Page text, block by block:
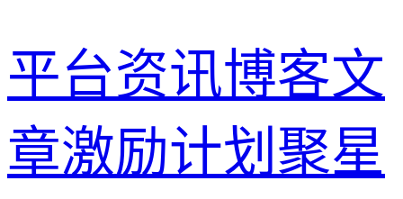
平台资讯博客文
章激励计划 聚星